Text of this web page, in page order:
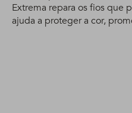
Extrema repara os fios que
ajuda a proteger a cor,